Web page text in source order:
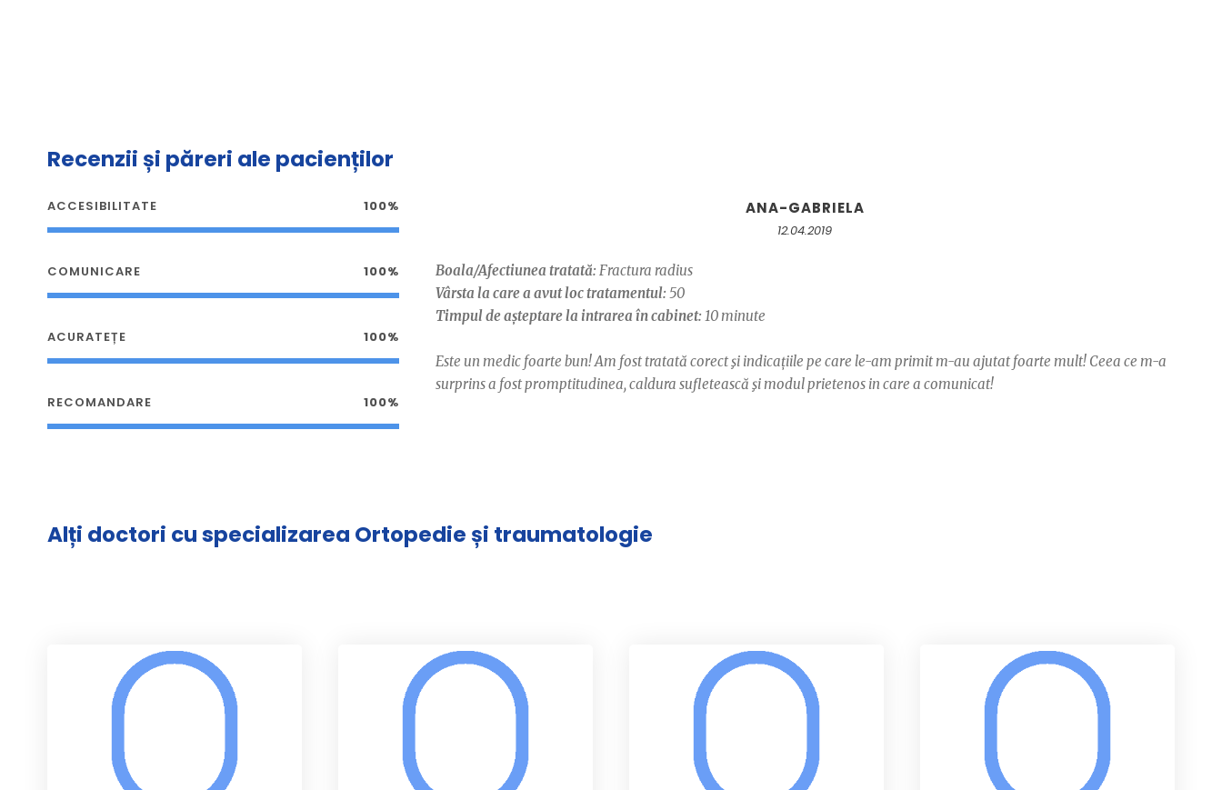
Recenzii și păreri ale pacienților
ACCESIBILITATE 100%
COMUNICARE 100%
ACURATEȚE 100%
RECOMANDARE 100%
ANA-GABRIELA
12.04.2019
Boala/Afectiunea tratată: Fractura radius
Vârsta la care a avut loc tratamentul: 50
Timpul de așteptare la intrarea în cabinet: 10 minute
Este un medic foarte bun! Am fost tratată corect şi indicațiile pe care le-am primit m-au ajutat foarte mult! Ceea ce m-a
surprins a fost promptitudinea, caldura sufletească şi modul prietenos in care a comunicat!
Alți doctori cu specializarea Ortopedie și traumatologie